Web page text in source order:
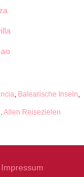
, Balearische Inseln,
.Allen Reisezielen
Impressum